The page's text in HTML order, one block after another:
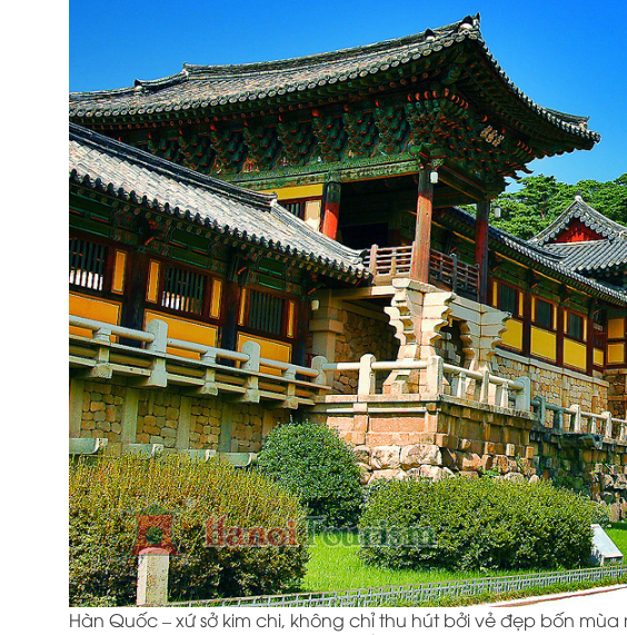
Hàn Quốc – xứ sở kim chi, không chỉ thu hút bởi vẻ đẹp bốn